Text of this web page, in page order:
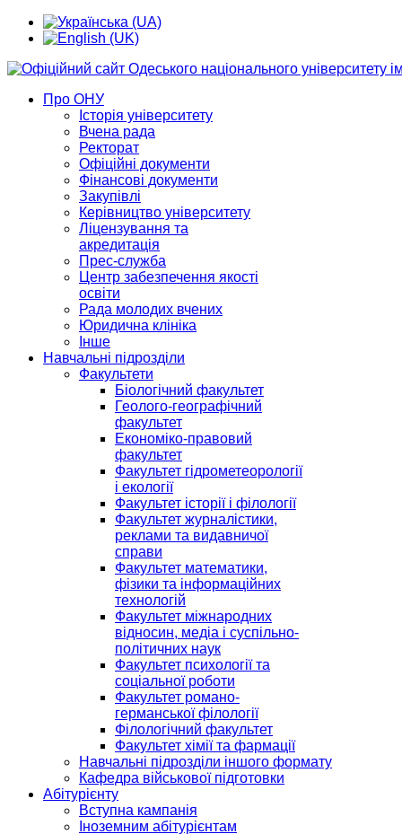
Про ОНУ
Історія університету
Вчена рада
Ректорат
Офіційні документи
Фінансові документи
Закупівлі
Керівництво університету
Ліцензування та
акредитація
Прес-служба
Центр забезпечення якості
освіти
Рада молодих вчених
Юридична клініка
Інше
Навчальні підрозділи
Факультети
Біологічний факультет
Геолого-географічний
факультет
Економіко-правовий
факультет
Факультет гідрометеорології
і екології
Факультет історії і філології
Факультет журналістики,
реклами та видавничої
справи
Факультет математики,
фізики та інформаційних
технологій
Факультет міжнародних
відносин, медіа і суспільно-
політичних наук
Факультет психології та
соціальної роботи
Факультет романо-
германської філології
Філологічний факультет
Факультет хімії та фармації
Навчальні підрозділи іншого формату
Кафедра військової підготовки
Абітурієнту
Вступна кампанія
Іноземним абітурієнтам